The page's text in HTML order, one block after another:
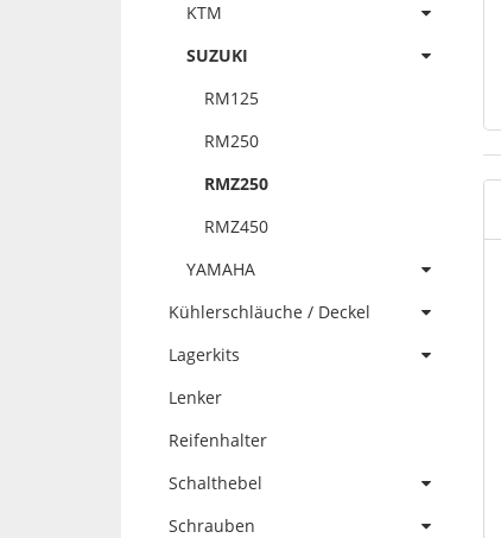
KTM
SUZUKI
RM125
RM250
RMZ250
RMZ450
YAMAHA
Kühlerschläuche / Deckel
Lagerkits
Lenker
Reifenhalter
Schalthebel
Schrauben